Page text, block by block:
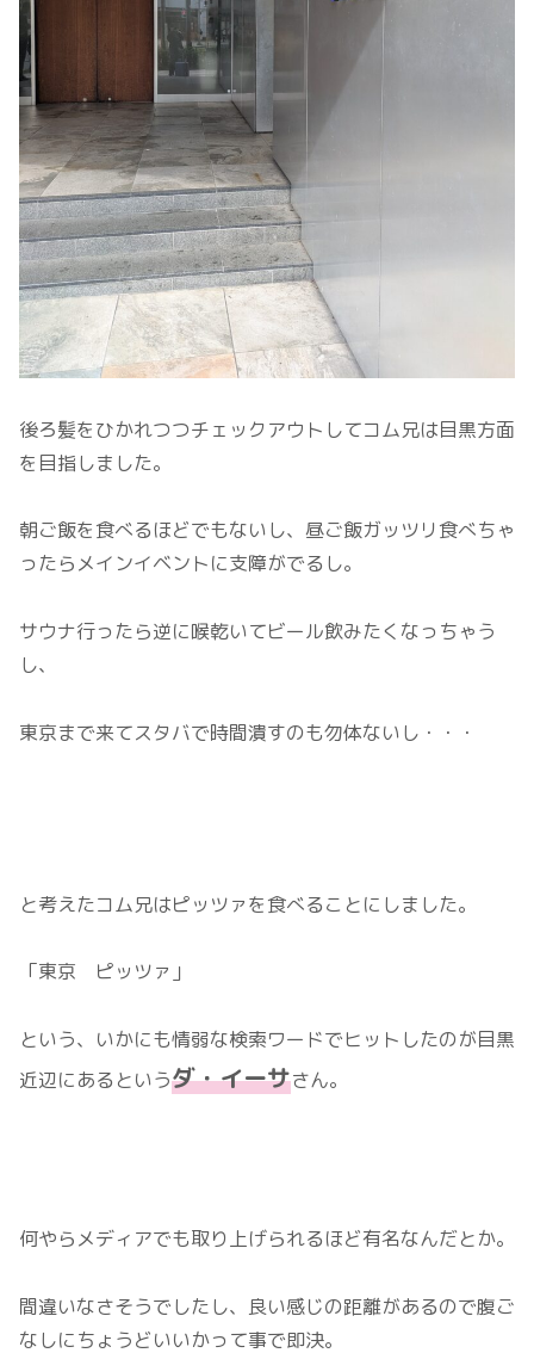
後ろ髪をひかれつつチェックアウトしてコム兄は目黒方面
を目指しました。
朝ご飯を食べるほどでもないし、昼ご飯ガッツリ食べちゃ
ったらメインイベントに支障がでるし。
サウナ行ったら逆に喉乾いてビール飲みたくなっちゃう
し、
東京まで来てスタバで時間潰すのも勿体ないし・・・
と考えたコム兄はピッツァを食べることにしました。
「東京 ピッツァ」
という、いかにも情弱な検索ワードでヒットしたのが目黒
近辺にあるというダ・イーサさん。
何やらメディアでも取り上げられるほど有名なんだとか。
間違いなさそうでしたし、良い感じの距離があるので腹ご
なしにちょうどいいかって事で即決。